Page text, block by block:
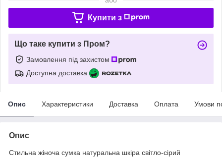
Купити з
Що таке купити з Пром?
Замовлення під захистом
Доступна доставка
Опис Характеристики Доставка Оплата Умови
Опис
Стильна жіноча сумка натуральна шкіра світло-сірий